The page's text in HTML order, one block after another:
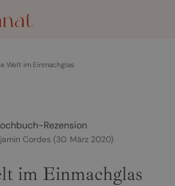
Welt im Einmachglas
Rezension
Cordes (30. März 2020)
im Einmachglas